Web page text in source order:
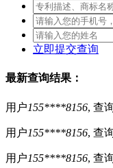
立即提交查询
最新查询结果：
用户155****8156, 查
用户155****8156, 查
用户155****8156, 查